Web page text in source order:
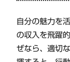
自分の魅力を
の収入を飛躍
ぜなら、適切